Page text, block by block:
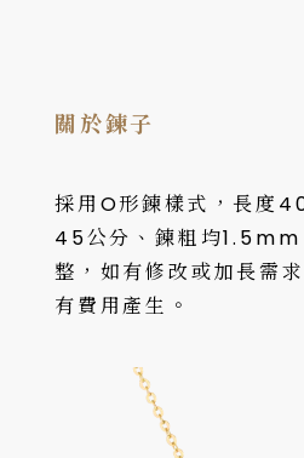
關於鍊子
採用O形鍊樣式，長度
45公分、鍊粗均1.5mm
整，如有修改或加長需
有費用產生。